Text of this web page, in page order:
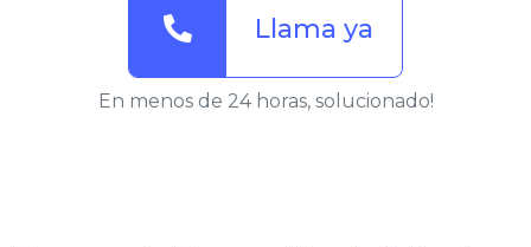
Llama ya
En menos de 24 horas, solucionado!